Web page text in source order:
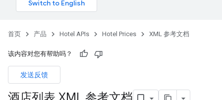
首页 产品 Hotel APIs Hotel Prices XML 参考文档
该内容对您有帮助吗？
发送反馈